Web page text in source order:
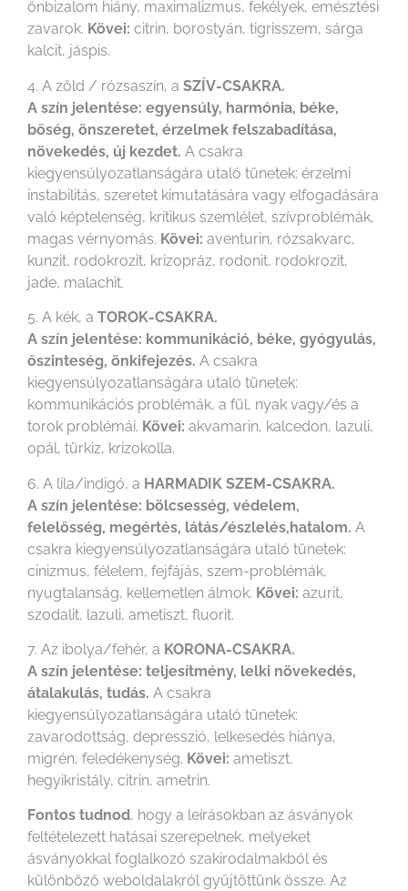
önbizalom hiány, maximalizmus, fekélyek, emésztési
zavarok. Kövei: citrin, borostyán, tigrisszem, sárga
kalcit, jáspis.
4. A zöld / rózsaszín, a SZÍV-CSAKRA.
A szín jelentése: egyensúly, harmónia, béke,
bőség, önszeretet, érzelmek felszabadítása,
növekedés, új kezdet. A csakra
kiegyensúlyozatlanságára utaló tünetek: érzelmi
instabilitás, szeretet kimutatására vagy elfogadására
való képtelenség, kritikus szemlélet, szívproblémák,
magas vérnyomás. Kövei: aventurin, rózsakvarc,
kunzit, rodokrozit, krizopráz, rodonit, rodokrozit,
jade, malachit.
5. A kék, a TOROK-CSAKRA.
A szín jelentése: kommunikáció, béke, gyógyulás,
őszinteség, önkifejezés. A csakra
kiegyensúlyozatlanságára utaló tünetek:
kommunikációs problémák, a fül, nyak vagy/és a
torok problémái. Kövei: akvamarin, kalcedon, lazuli,
opál, türkiz, krizokolla.
6. A lila/indigó, a HARMADIK SZEM-CSAKRA.
A szín jelentése: bölcsesség, védelem,
felelősség, megértés, látás/észlelés,hatalom. A
csakra kiegyensúlyozatlanságára utaló tünetek:
cinizmus, félelem, fejfájás, szem-problémák,
nyugtalanság, kellemetlen álmok. Kövei: azurit,
szodalit, lazuli, ametiszt, fluorit.
7. Az ibolya/fehér, a KORONA-CSAKRA.
A szín jelentése: teljesítmény, lelki növekedés,
átalakulás, tudás. A csakra
kiegyensúlyozatlanságára utaló tünetek:
zavarodottság, depresszió, lelkesedés hiánya,
migrén, feledékenység. Kövei: ametiszt,
hegyikristály, citrin, ametrin.
Fontos tudnod, hogy a leírásokban az ásványok
feltételezett hatásai szerepelnek, melyeket
ásványokkal foglalkozó szakirodalmakból és
különböző weboldalakról gyűjtöttünk össze. Az